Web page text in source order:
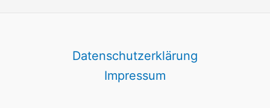
Datenschutzerklärung
Impressum